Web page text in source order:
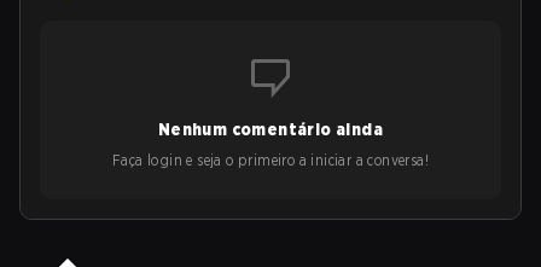
Nenhum comentário ainda
Faça login e seja o primeiro a iniciar a conversa!